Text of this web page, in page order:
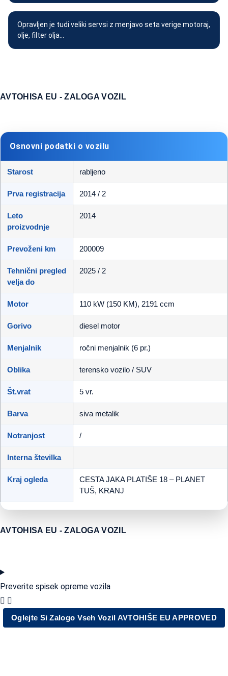
Opravljen je tudi veliki servsi z menjavo seta verige motoraj,
olje, filter olja...
AVTOHISA EU - ZALOGA VOZIL
Osnovni podatki o vozilu
Starost rabljeno
Prva registracija 2014 / 2
Leto
proizvodnje
2014
Prevoženi km 200009
Tehnični pregled
velja do
2025 / 2
Motor 110 kW (150 KM), 2191 ccm
Gorivo diesel motor
Menjalnik ročni menjalnik (6 pr.)
Oblika terensko vozilo / SUV
Št.vrat 5 vr.
Barva siva metalik
Notranjost /
Interna številka
Kraj ogleda
CESTA JAKA PLATIŠE 18 – PLANET
TUŠ, KRANJ
AVTOHISA EU - ZALOGA VOZIL
Preverite spisek opreme vozila
Oglejte Si Zalogo Vseh Vozil AVTOHIŠE EU APPROVED